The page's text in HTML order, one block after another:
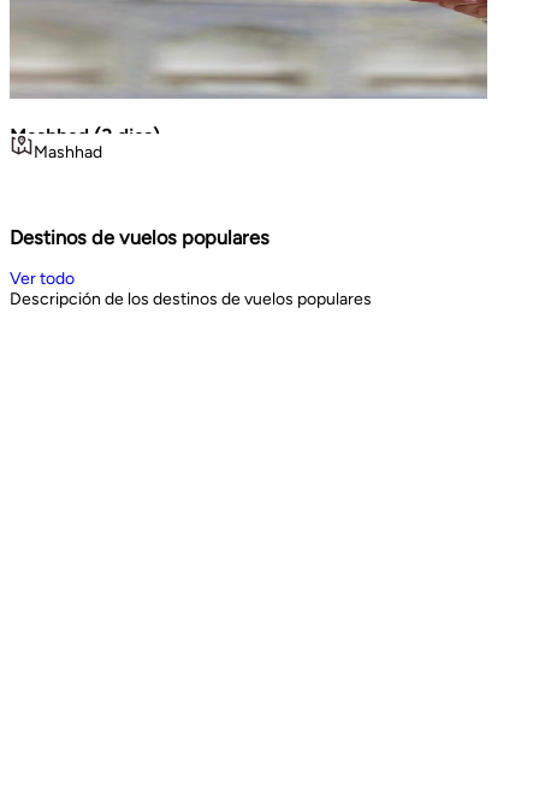
Mashhad (3 dias)
Mashhad
Book Now
Destinos de vuelos populares
Ver todo
Descripción de los destinos de vuelos populares